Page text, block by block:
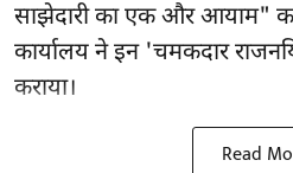
साझेदारी का एक और आयाम"
कार्यालय ने इन 'चमकदार
कराया।
Read